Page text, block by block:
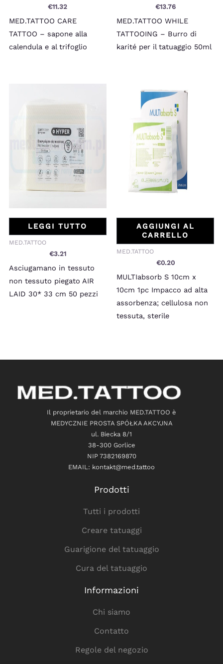
€11.32
MED.TATTOO CARE
TATTOO – sapone alla
calendula e al trifoglio
€13.76
MED.TATTOO WHILE
TATTOOING – Burro di
karité per il tatuaggio 50ml
LEGGI TUTTO
MED.TATTOO
€3.21
Asciugamano in tessuto
non tessuto piegato AIR
LAID 30* 33 cm 50 pezzi
AGGIUNGI AL
CARRELLO
MED.TATTOO
€0.20
MULTIabsorb S 10cm x
10cm 1pc Impacco ad alta
assorbenza; cellulosa non
tessuta, sterile
Il proprietario del marchio MED.TATTOO è
MEDYCZNIE PROSTA SPÓŁKA AKCYJNA
ul. Biecka 8/1
38-300 Gorlice
NIP 7382169870
EMAIL: kontakt@med.tattoo
Prodotti
Tutti i prodotti
Creare tatuaggi
Guarigione del tatuaggio
Cura del tatuaggio
Informazioni
Chi siamo
Contatto
Regole del negozio